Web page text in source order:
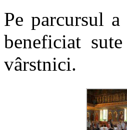
Pe parcursul
beneficiat
vârstnici.